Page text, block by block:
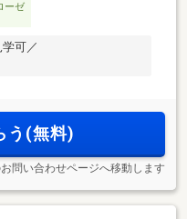
ーゼ
可／
う(無料)
問い合わせページへ移動します